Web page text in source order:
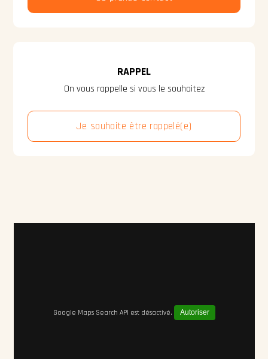
RAPPEL
On vous rappelle si vous le souhaitez
Je souhaite être rappelé(e)
Google Maps Search API est désactivé. Autoriser